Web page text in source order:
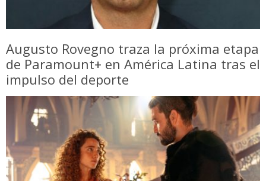
Augusto Rovegno traza la próxima etapa
de Paramount+ en América Latina tras el
impulso del deporte